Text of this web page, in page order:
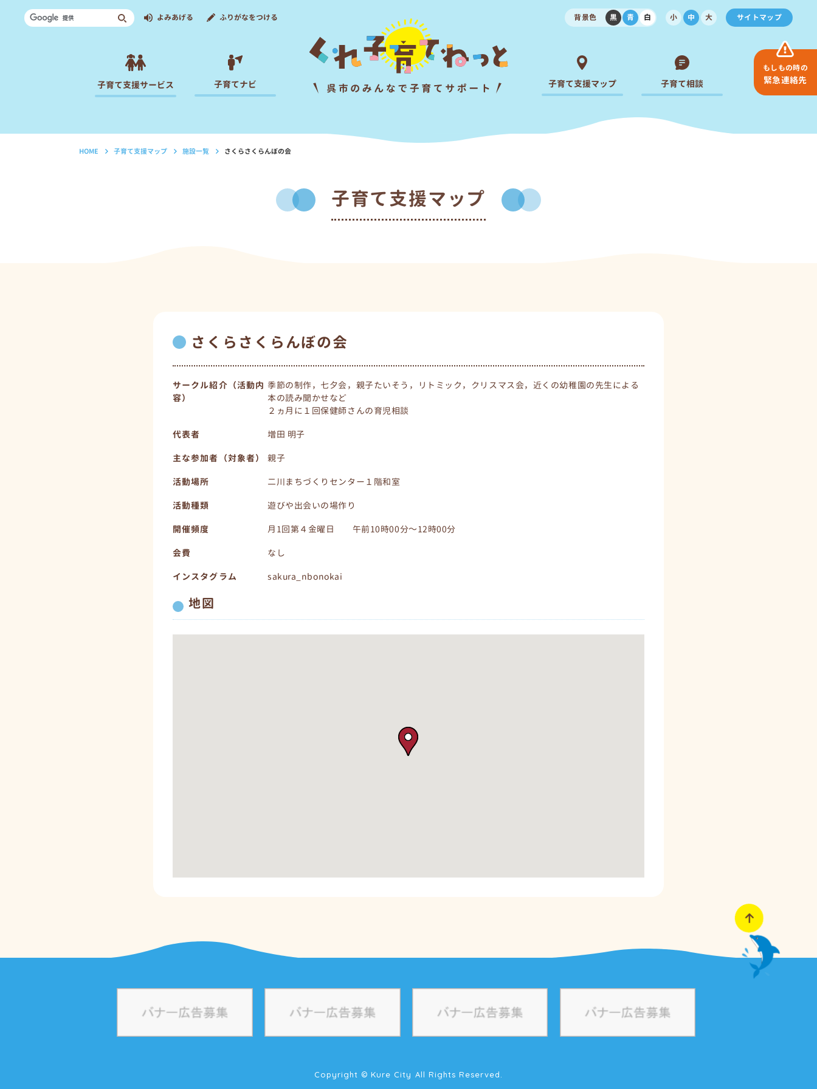
よみあげる ふりがなをつける 背景色 黒 青 白 小 中 大 サイトマップ
子育て支援サービス 子育てナビ 子育て支援マップ 子育て相談
もしもの時の
緊急連絡先
HOME 子育て支援マップ 施設一覧 さくらさくらんぼの会
子育て支援マップ
さくらさくらんぼの会
サークル紹介（活動内
容）
季節の制作，七夕会，親子たいそう，リトミック，クリスマス会，近くの幼稚園の先生による
本の読み聞かせなど
２ヵ月に１回保健師さんの育児相談
代表者 増田 明子
主な参加者（対象者） 親子
活動場所 二川まちづくりセンター１階和室
活動種類 遊びや出会いの場作り
開催頻度 月1回第４金曜日 午前10時00分～12時00分
会費 なし
インスタグラム sakura_nbonokai
地図
Copyright © Kure City All Rights Reserved.